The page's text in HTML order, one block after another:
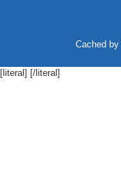
Cached by
[literal] [/literal]